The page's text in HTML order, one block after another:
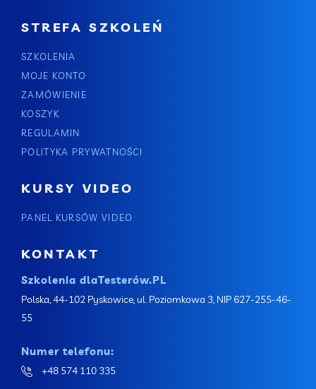
STREFA SZKOLEŃ
SZKOLENIA
MOJE KONTO
ZAMÓWIENIE
KOSZYK
REGULAMIN
POLITYKA PRYWATNOŚCI
KURSY VIDEO
PANEL KURSÓW VIDEO
KONTAKT
Szkolenia dlaTesterów.PL
Polska, 44-102 Pyskowice, ul. Poziomkowa 3, NIP 627-255-46-
55
Numer telefonu:
+48 574 110 335